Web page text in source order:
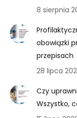
8 sierpnia
obowiązki
przepisach
28 lipca
Czy
Wszystko,